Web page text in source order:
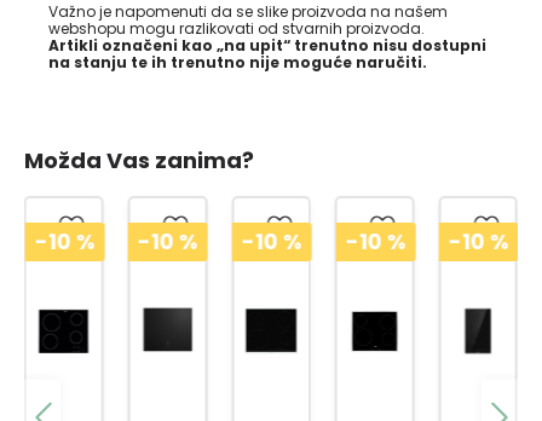
Važno je napomenuti da se slike proizvoda na našem
webshopu mogu razlikovati od stvarnih proizvoda.
Artikli označeni kao „na upit“ trenutno nisu dostupni
na stanju te ih trenutno nije moguće naručiti.
Možda Vas zanima?
-10 % -10 % -10 % -10 % -10 %